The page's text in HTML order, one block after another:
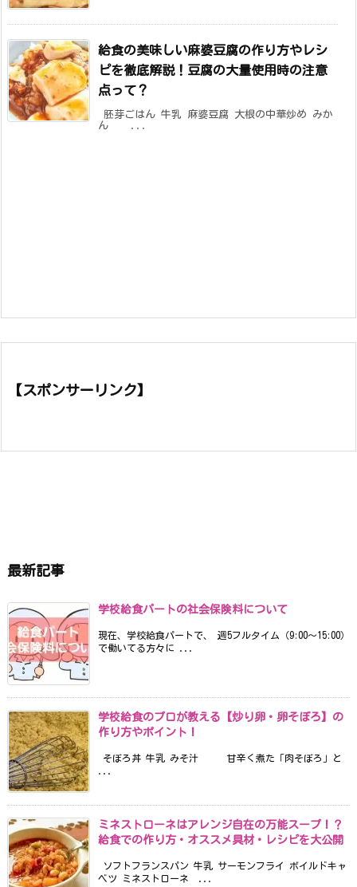
給食の美味しい麻婆豆腐の作り方やレシ
ピを徹底解説！豆腐の大量使用時の注意
点って？
胚芽ごはん 牛乳 麻婆豆腐 大根の中華炒め みか
ん ...
【スポンサーリンク】
最新記事
学校給食パートの社会保険料について
現在、学校給食パートで、 週5フルタイム（9:00〜15:00）
で働いてる方々に ...
学校給食のプロが教える【炒り卵・卵そぼろ】の
作り方やポイント！
そぼろ丼 牛乳 みそ汁 甘辛く煮た「肉そぼろ」と
ミネストローネはアレンジ自在の万能スープ！？
給食での作り方・オススメ具材・レシピを大公開
ソフトフランスパン 牛乳 サーモンフライ ボイルドキャ
ベツ ミネストローネ ...